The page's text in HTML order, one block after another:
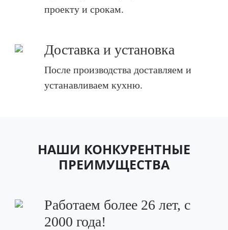
проекту и срокам.
Доставка и установка
После производства доставляем и
устанавливаем кухню.
НАШИ КОНКУРЕНТНЫЕ
ПРЕИМУЩЕСТВА
Работаем более 26 лет, с
2000 года!